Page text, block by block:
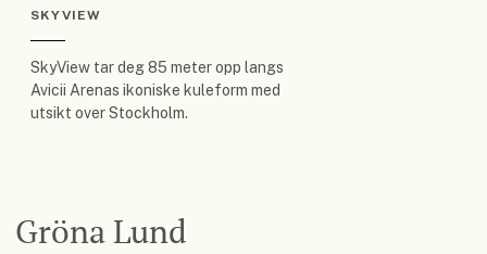
SKYVIEW
SkyView tar deg 85 meter opp langs
Avicii Arenas ikoniske kuleform med
utsikt over Stockholm.
Gröna Lund